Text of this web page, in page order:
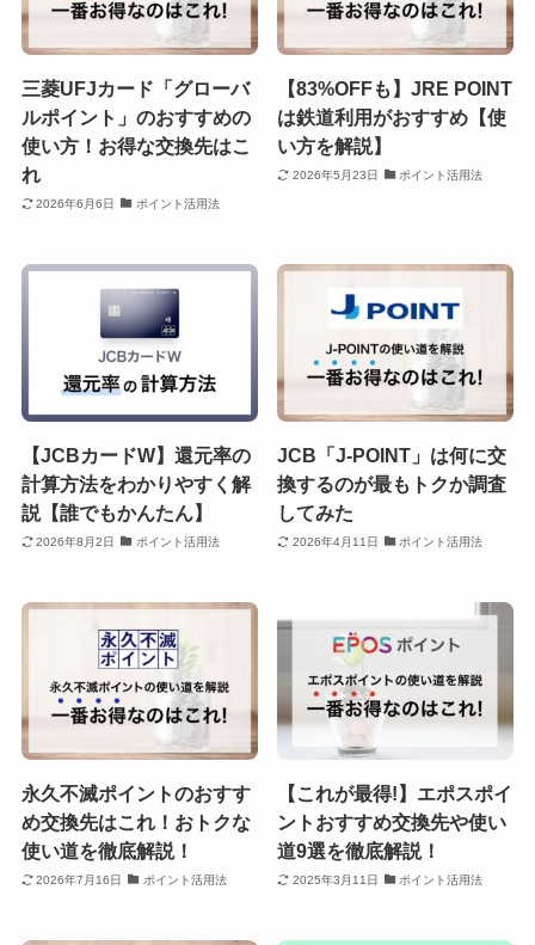
三菱UFJカード「グローバ
ルポイント」のおすすめの
使い方！お得な交換先はこ
れ
2026年6月6日 ポイント活用法
【83%OFFも】JRE POINT
は鉄道利用がおすすめ【使
い方を解説】
2026年5月23日 ポイント活用法
【JCBカードW】還元率の
計算方法をわかりやすく解
説【誰でもかんたん】
2026年8月2日 ポイント活用法
JCB「J-POINT」は何に交
換するのが最もトクか調査
してみた
2026年4月11日 ポイント活用法
永久不滅ポイントのおすす
め交換先はこれ！おトクな
使い道を徹底解説！
2026年7月16日 ポイント活用法
【これが最得!】エポスポイ
ントおすすめ交換先や使い
道9選を徹底解説！
2025年3月11日 ポイント活用法